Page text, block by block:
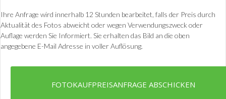
Ihre Anfrage wird innerhalb 12 Stunden bearbeitet, falls der Preis durch
Aktualität des Fotos abweicht oder wegen Verwendungszweck oder
Auflage werden Sie Informiert. Sie erhalten das Bild an die oben
angegebene E-Mail Adresse in voller Auflösung.
FOTOKAUFPREISANFRAGE ABSCHICKEN